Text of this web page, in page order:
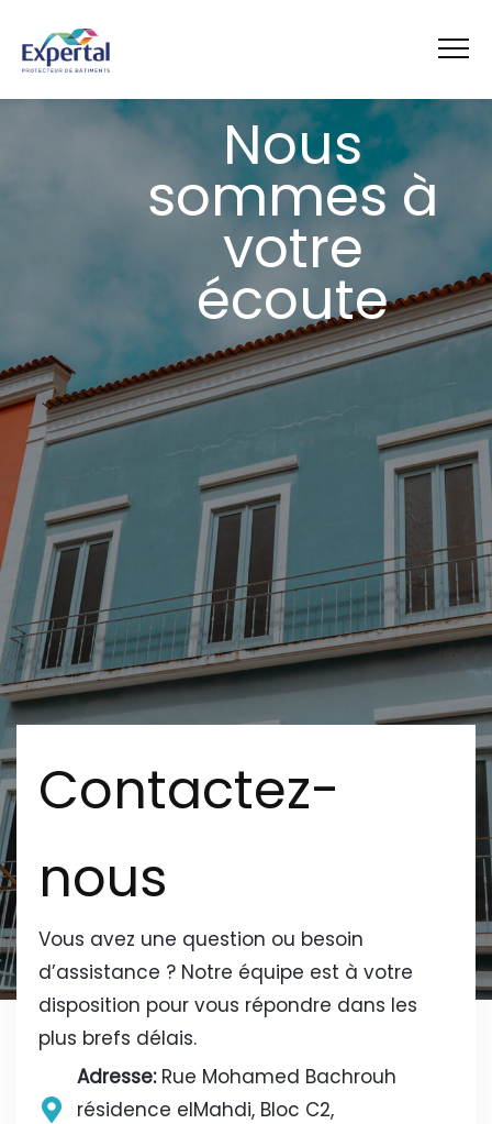
Nous
sommes à
votre
écoute
Contactez-
nous
Vous avez une question ou besoin
d’assistance ? Notre équipe est à votre
disposition pour vous répondre dans les
plus brefs délais.
Adresse: Rue Mohamed Bachrouh
résidence elMahdi, Bloc C2,